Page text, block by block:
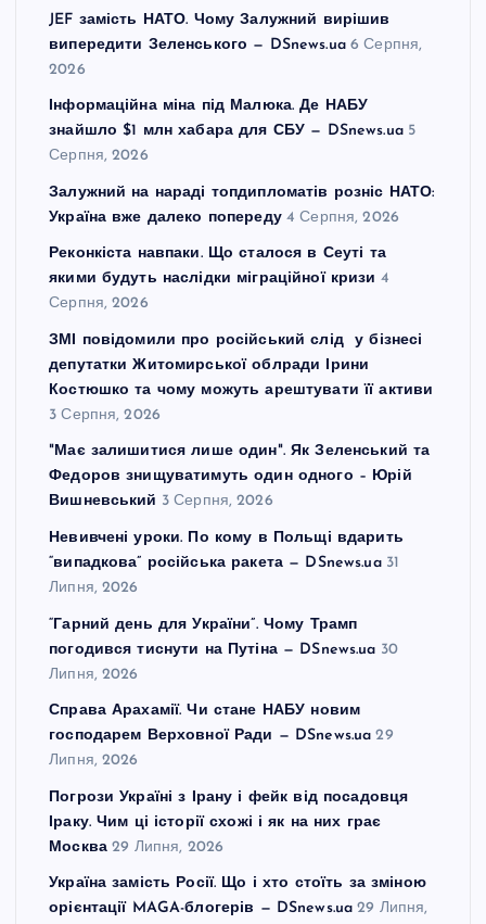
JEF замість НАТО. Чому Залужний вирішив
випередити Зеленського — DSnews.ua 6 Серпня,
2026
Інформаційна міна під Малюка. Де НАБУ
знайшло $1 млн хабара для СБУ — DSnews.ua 5
Серпня, 2026
Залужний на нараді топдипломатів розніс НАТО:
Україна вже далеко попереду 4 Серпня, 2026
Реконкіста навпаки. Що сталося в Сеуті та
якими будуть наслідки міграційної кризи 4
Серпня, 2026
ЗМІ повідомили про російський слід у бізнесі
депутатки Житомирської облради Ірини
Костюшко та чому можуть арештувати її активи
3 Серпня, 2026
"Має залишитися лише один". Як Зеленський та
Федоров знищуватимуть один одного – Юрій
Вишневський 3 Серпня, 2026
Невивчені уроки. По кому в Польщі вдарить
“випадкова” російська ракета — DSnews.ua 31
Липня, 2026
“Гарний день для України”. Чому Трамп
погодився тиснути на Путіна — DSnews.ua 30
Липня, 2026
Справа Арахамії. Чи стане НАБУ новим
господарем Верховної Ради — DSnews.ua 29
Липня, 2026
Погрози Україні з Ірану і фейк від посадовця
Іраку. Чим ці історії схожі і як на них грає
Москва 29 Липня, 2026
Україна замість Росії. Що і хто стоїть за зміною
орієнтації MAGA-блогерів — DSnews.ua 29 Липня,